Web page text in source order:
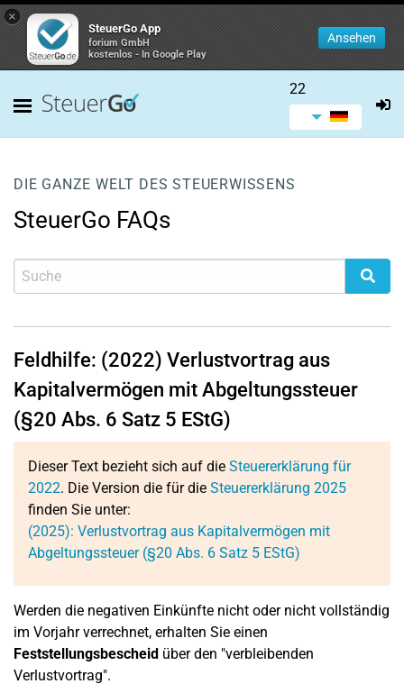
×
SteuerGo App
forium GmbH
kostenlos - In Google Play
Ansehen
22
DIE GANZE WELT DES STEUERWISSENS
SteuerGo FAQs
Feldhilfe: (2022) Verlustvortrag aus
Kapitalvermögen mit Abgeltungssteuer
(§20 Abs. 6 Satz 5 EStG)
Dieser Text bezieht sich auf die Steuererklärung für
2022. Die Version die für die Steuererklärung 2025
finden Sie unter:
(2025): Verlustvortrag aus Kapitalvermögen mit
Abgeltungssteuer (§20 Abs. 6 Satz 5 EStG)
Werden die negativen Einkünfte nicht oder nicht vollständig
im Vorjahr verrechnet, erhalten Sie einen
Feststellungsbescheid über den "verbleibenden
Verlustvortrag".